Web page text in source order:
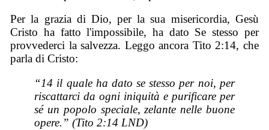
Per la grazia di Dio, per la sua misericordia, Gesù
Cristo ha fatto l'impossibile, ha dato Se stesso per
provvederci la salvezza. Leggo ancora Tito 2:14, che
parla di Cristo:
“14 il quale ha dato se stesso per noi, per
riscattarci da ogni iniquità e purificare per
sé un popolo speciale, zelante nelle buone
opere.” (Tito 2:14 LND)